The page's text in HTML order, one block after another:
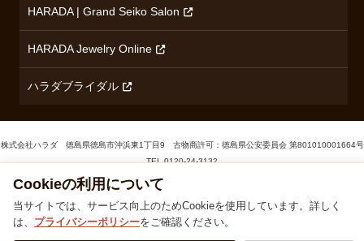
HARADA | Grand Seiko Salon
HARADA Jewelry Online
ハラダブライダル
株式会社ハラダ 徳島県徳島市沖浜東1丁目9 古物商許可：徳島県公安委員会 第801010001664号
TEL 0120-24-3132
© 1929‐2026 Harada
Cookieの利用について
は、プライバシーポリシーをご確認ください。
同意する